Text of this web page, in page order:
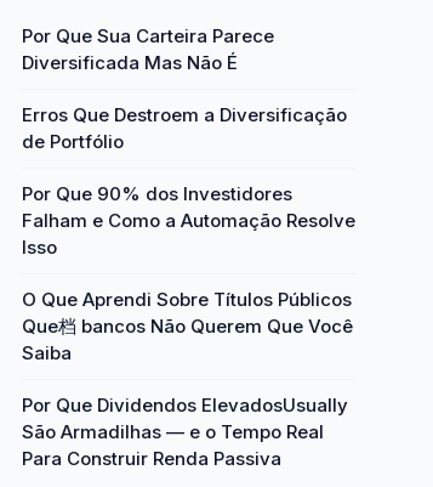
Por Que Sua Carteira Parece
Diversificada Mas Não É
Erros Que Destroem a Diversificação
de Portfólio
Por Que 90% dos Investidores
Falham e Como a Automação Resolve
Isso
O Que Aprendi Sobre Títulos Públicos
Que档 bancos Não Querem Que Você
Saiba
Por Que Dividendos ElevadosUsually
São Armadilhas — e o Tempo Real
Para Construir Renda Passiva